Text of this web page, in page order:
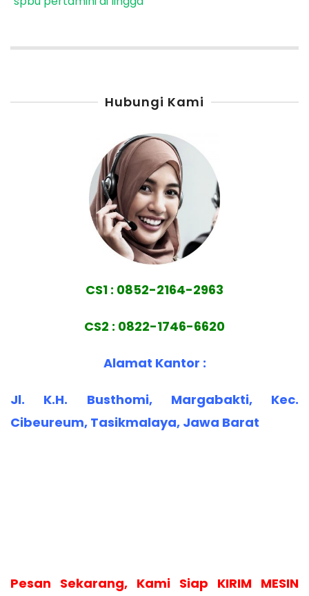
Hubungi Kami
CS1 : 0852-2164-2963
CS2 : 0822-1746-6620
Alamat Kantor :
Jl. K.H. Busthomi, Margabakti, Kec.
Cibeureum, Tasikmalaya, Jawa Barat
Pesan Sekarang, Kami Siap KIRIM MESIN